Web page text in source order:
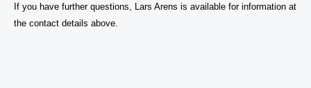
If you have further questions, Lars Arens is available for information at
the contact details above.